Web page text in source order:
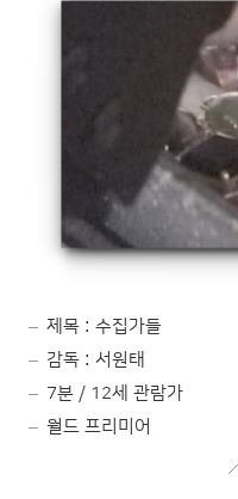
제목 : 수집가들
감독 : 서원태
7분 / 12세 관람가
월드 프리미어